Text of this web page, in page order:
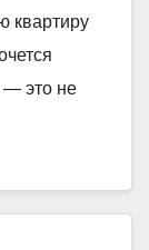
квартиру
— это не